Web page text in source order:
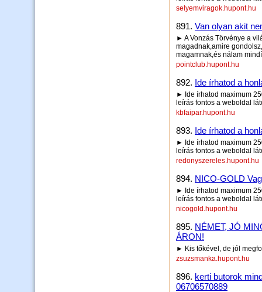
selyemviragok.hupont.hu
891. Van olyan akit
► A Vonzás Törvénye a
magadnak,amire
magamnak,és nálam
pointclub.hupont.hu
892. Ide írhatod a
► Ide írhatod maximum
leírás fontos a weboldal
kbfaipar.hupont.hu
893. Ide írhatod a
► Ide írhatod maximum
leírás fontos a weboldal
redonyszereles.hupont.hu
894. NICO-GOLD
► Ide írhatod maximum
leírás fontos a weboldal
nicogold.hupont.hu
895. NÉMET, JÓ
ÁRON!
► Kis tőkével, de jól
zsuzsmanka.hupont.hu
896. kerti butorok
06706570889